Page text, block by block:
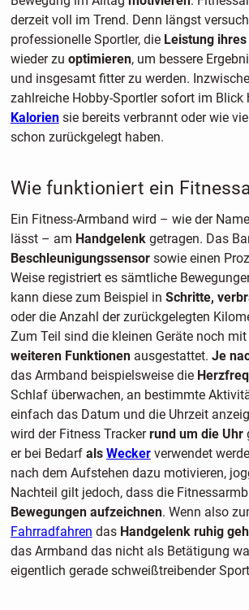
derzeit voll im Trend. Denn längst
professionelle Sportler, die Leistung
wieder zu optimieren, um bessere
und insgesamt fitter zu werden.
zahlreiche Hobby-Sportler sofort im Blick
Kaloriensie bereits verbrannt oder wie
schon zurückgelegt haben.
Wie funktioniert ein
Ein Fitness-Armband wird – wie der
lässt – am Handgelenkgetragen. Das
Beschleunigungssensorsowie einen
Weise registriert es sämtliche
kann diese zum Beispiel in Schritte,
oder die Anzahl der zurückgelegten
Zum Teil sind die kleinen Geräte noch mit
weiteren Funktionenausgestattet. Je
das Armband beispielsweise die
Schlaf überwachen, an bestimmte
einfach das Datum und die Uhrzeit
wird der Fitness Trackerrund um die Uhr
er bei Bedarf als Weckerverwendet
nach dem Aufstehen dazu motivieren,
Nachteil gilt jedoch, dass die
Bewegungen aufzeichnen. Wenn also
Fahrradfahren das Handgelenk ruhig
das Armband das nicht als Betätigung
eigentlich gerade schweißtreibender